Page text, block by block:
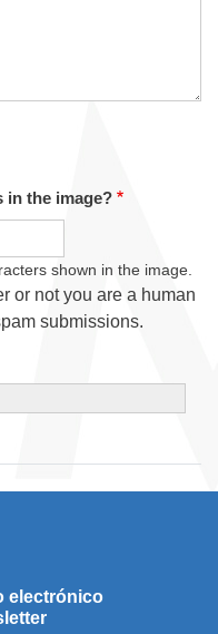
in the image?
shown in the image.
or not you are a human
submissions.
electrónico